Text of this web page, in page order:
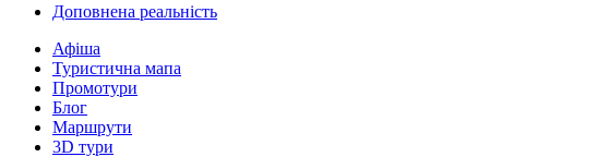
Доповнена реальність
Афіша
Туристична мапа
Промотури
Блог
Маршрути
3D тури